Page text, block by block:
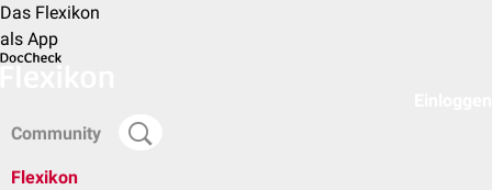
Das Flexikon
als App
Community
Flexikon